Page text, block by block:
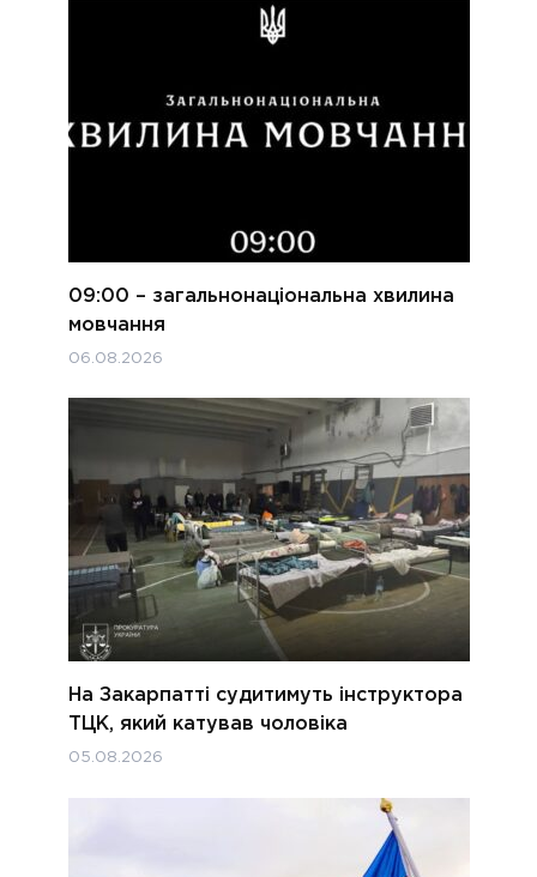
09:00 – загальнонаціональна хвилина
мовчання
06.08.2026
На Закарпатті судитимуть інструктора
ТЦК, який катував чоловіка
05.08.2026